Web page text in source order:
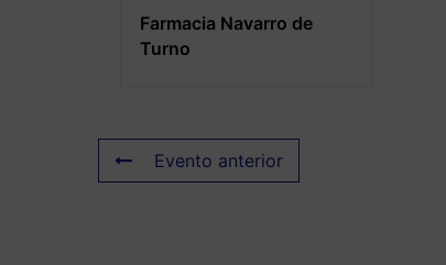
Farmacia Navarro de
Turno
Evento anterior